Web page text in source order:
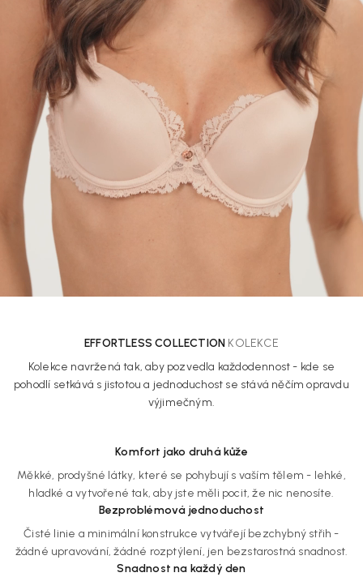
EFFORTLESS COLLECTION KOLEKCE
Kolekce navržená tak, aby pozvedla každodennost - kde se
pohodlí setkává s jistotou a jednoduchost se stává něčím opravdu
výjimečným.
Komfort jako druhá kůže
Měkké, prodyšné látky, které se pohybují s vaším tělem - lehké,
hladké a vytvořené tak, aby jste měli pocit, že nic nenosíte.
Bezproblémová jednoduchost
Čisté linie a minimální konstrukce vytvářejí bezchybný střih -
žádné upravování, žádné rozptýlení, jen bezstarostná snadnost.
Snadnost na každý den